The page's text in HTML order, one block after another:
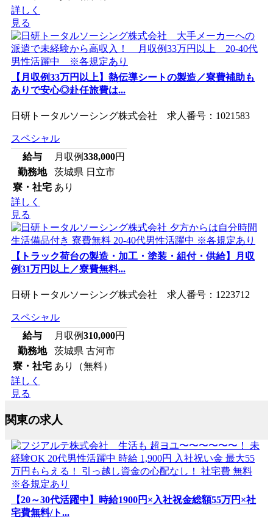
詳しく
見る
【月収例33万円以上】熱伝導シートの製造／寮費補助も
ありで安心◎赴任旅費は...
日研トータルソーシング株式会社 求人番号：1021583
スペシャル
給与
月収例338,000円
勤務地
茨城県 日立市
寮・社宅 あり
詳しく
見る
【トラック荷台の製造・加工・塗装・組付・供給】月収
例31万円以上／寮費無料...
日研トータルソーシング株式会社 求人番号：1223712
スペシャル
給与
月収例310,000円
勤務地
茨城県 古河市
寮・社宅 あり（無料）
詳しく
見る
関東の求人
【20～30代活躍中】時給1900円×入社祝金総額55万円×社
宅費無料/ト...